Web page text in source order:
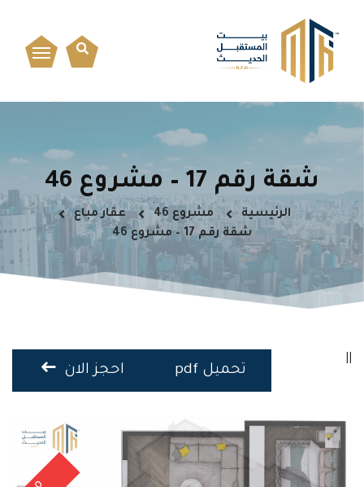
شقة رقم 17 – مشروع 46
الرئيسية مشروع 46
عقار مباع
شقة رقم 17 – مشروع 46
احجز الان تحميل pdf